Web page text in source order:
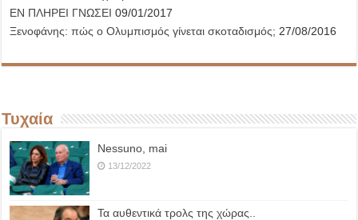
ΕΝ ΠΛΗΡΕΙ ΓΝΩΣΕΙ 09/01/2017
Ξενοφάνης: πώς ο Ολυμπισμός γίνεται σκοταδισμός; 27/08/2016
Τυχαία
Nessuno, mai
13/12/2022
Τα αυθεντικά τρολς της χώρας..